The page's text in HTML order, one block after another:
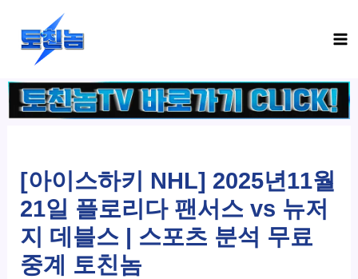
건
너
[아이스하키 NHL] 2025년11월
21일 플로리다 팬서스 vs 뉴저
지 데블스 | 스포츠 분석 무료
중계 토친놈